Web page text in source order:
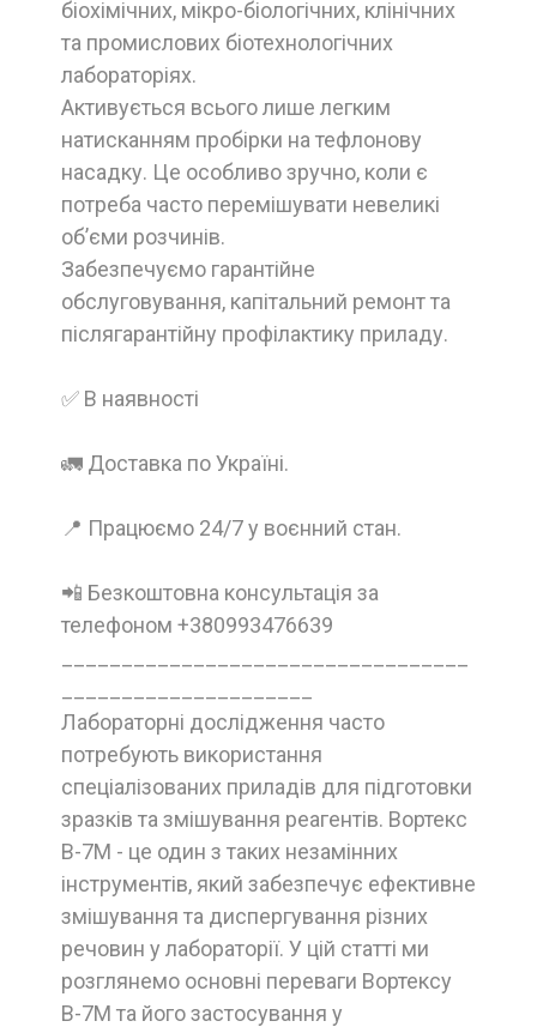
біохімічних, мікро-біологічних, клінічних
та промислових біотехнологічних
лабораторіях.
Активується всього лише легким
натисканням пробірки на тефлонову
насадку. Це особливо зручно, коли є
потреба часто перемішувати невеликі
об’єми розчинів.
Забезпечуємо гарантійне
обслуговування, капітальний ремонт та
післягарантійну профілактику приладу.
✅ В наявності
🚛 Доставка по Україні.
📍 Працюємо 24/7 у воєнний стан.
📲 Безкоштовна консультація за
телефоном +380993476639
Лабораторні дослідження часто
потребують використання
спеціалізованих приладів для підготовки
зразків та змішування реагентів. Вортекс
В-7М - це один з таких незамінних
інструментів, який забезпечує ефективне
змішування та диспергування різних
речовин у лабораторії. У цій статті ми
розглянемо основні переваги Вортексу
В-7М та його застосування у